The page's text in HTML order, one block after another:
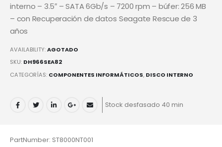
interno – 3.5″ – SATA 6Gb/s – 7200 rpm – búfer: 256 MB
– con Recuperación de datos Seagate Rescue de 3
años
AVAILABILITY:AGOTADO
SKU: DH966SEA82
CATEGORÍAS: COMPONENTES INFORMÁTICOS, DISCO INTERNO
Stock desfasado 40 min
PartNumber: ST8000NT001